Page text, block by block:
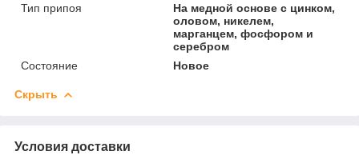
Тип припоя
На медной основе с цинком,
оловом, никелем,
марганцем, фосфором и
серебром
Состояние
Новое
Скрыть
Условия доставки